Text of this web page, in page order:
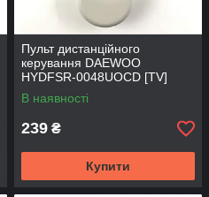
Пульт дистанційного
керування DAEWOO
HYDFSR-0048UOCD [TV]
В наявності
239 ₴
Купити